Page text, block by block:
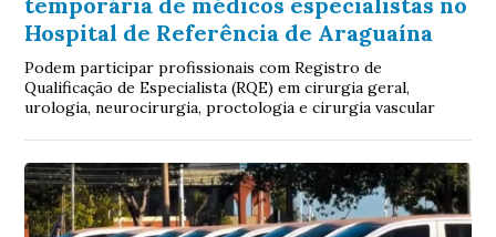
Hospital de Referência de Araguaína
Podem participar profissionais com Registro de
Qualificação de Especialista (RQE) em cirurgia geral,
urologia, neurocirurgia, proctologia e cirurgia vascular